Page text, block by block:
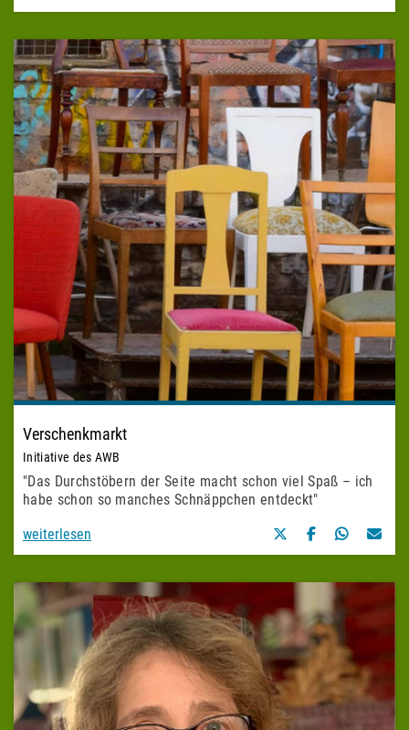
Verschenkmarkt
Initiative des AWB
"Das Durchstöbern der Seite macht schon viel Spaß – ich
habe schon so manches Schnäppchen entdeckt"
weiterlesen